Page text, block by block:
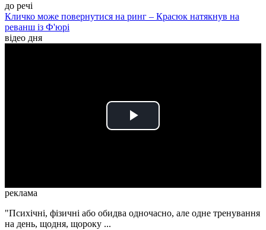
до речі
Кличко може повернутися на ринг – Красюк натякнув на
реванш із Ф'юрі
відео дня
Play
реклама
"Психічні, фізичні або обидва одночасно, але одне тренування
на день, щодня, щороку ...